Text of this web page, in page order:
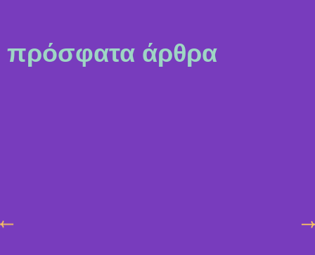
πρόσφατα άρθρα